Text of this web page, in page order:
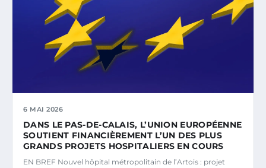
6 MAI 2026
DANS LE PAS-DE-CALAIS, L’UNION EUROPÉENNE
SOUTIENT FINANCIÈREMENT L’UN DES PLUS
GRANDS PROJETS HOSPITALIERS EN COURS
EN BREF Nouvel hôpital métropolitain de l’Artois : projet